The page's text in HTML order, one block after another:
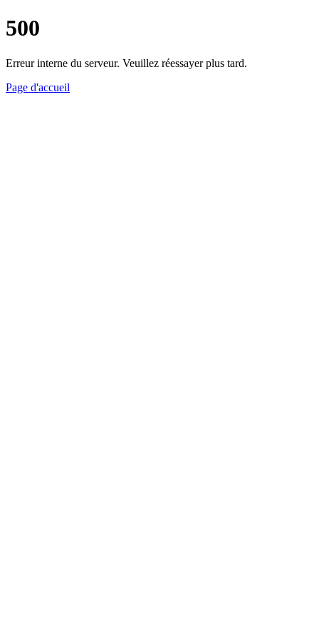
500
Erreur interne du serveur. Veuillez réessayer plus tard.
Page d'accueil